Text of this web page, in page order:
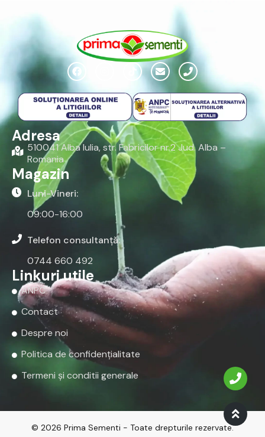
Adresa
510041 Alba Iulia, str. Fabricilor nr.2 Jud. Alba –
Romania
Magazin
Luni-Vineri:
09:00-16:00
Telefon consultanță:
0744 660 492
Linkuri utile
ANPC
Contact
Despre noi
Politica de confidențialitate
Termeni și conditii generale
© 2026 Prima Sementi - Toate drepturile rezervate.